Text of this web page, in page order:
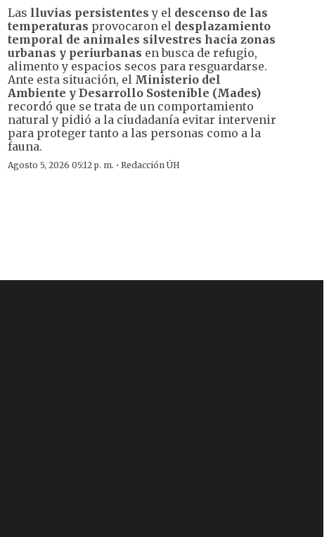
Las lluvias persistentes y el descenso de las
temperaturas provocaron el desplazamiento
temporal de animales silvestres hacia zonas
urbanas y periurbanas en busca de refugio,
alimento y espacios secos para resguardarse.
Ante esta situación, el Ministerio del
Ambiente y Desarrollo Sostenible (Mades)
recordó que se trata de un comportamiento
natural y pidió a la ciudadanía evitar intervenir
para proteger tanto a las personas como a la
fauna.
Agosto 5, 2026 05:12 p. m. · Redacción ÚH